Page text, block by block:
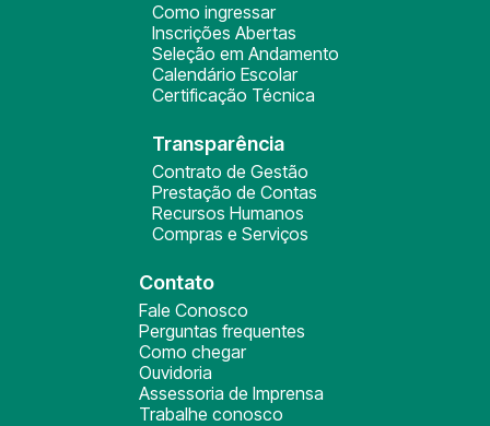
Como ingressar
Inscrições Abertas
Seleção em Andamento
Calendário Escolar
Certificação Técnica
Transparência
Contrato de Gestão
Prestação de Contas
Recursos Humanos
Compras e Serviços
Contato
Fale Conosco
Perguntas frequentes
Como chegar
Ouvidoria
Assessoria de Imprensa
Trabalhe conosco